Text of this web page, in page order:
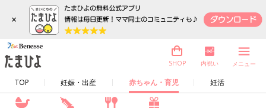
×
TOP 妊娠・出産 赤ちゃん・育児 妊活
SHOP 内祝い メニュー